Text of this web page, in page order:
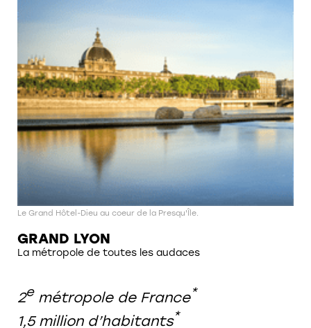
Le Grand Hôtel-Dieu au coeur de la Presqu'Île.
GRAND LYON
La métropole de toutes les audaces
2emétropole de France*
1,5 million d’habitants*